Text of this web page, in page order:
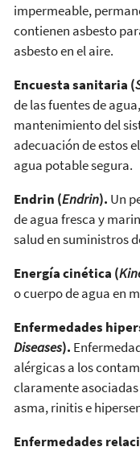
impermeable,
contienen asbesto
asbesto en el aire.
Encuesta sanitaria (
de las fuentes de
mantenimiento del
adecuación de estos
agua potable segura.
Endrin (Endrin). Un
de agua fresca y
salud en suministros
Energía cinética (
o cuerpo de agua en
Enfermedades
Diseases).
alérgicas a los
claramente
asma, rinitis e
Enfermedades